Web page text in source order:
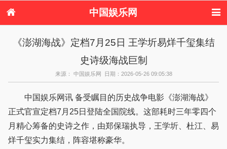
中国娱乐网
电视剧
演唱会 综艺节目
偶像活动
《澎湖海战》定档7月25日 王学圻易烊千玺集结
史诗级海战巨制
来源： 中国娱乐网 日期：2026-05-26 09:05:38
中国娱乐网讯 备受瞩目的历史战争电影《澎湖海战》
正式官宣定档7月25日登陆全国院线。这部耗时三年零四个
月精心筹备的史诗之作，由郑保瑞执导，王学圻、杜江、易
烊千玺实力集结，阵容堪称豪华。